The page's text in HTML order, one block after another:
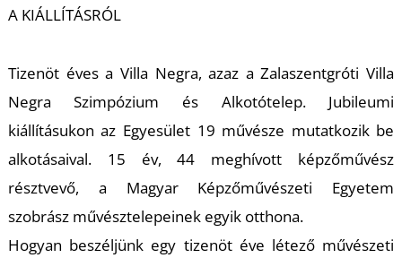
A KIÁLLÍTÁSRÓL
Tizenöt éves a Villa Negra, azaz a Zalaszentgróti Villa
Negra Szimpózium és Alkotótelep. Jubileumi
kiállításukon az Egyesület 19 művésze mutatkozik be
alkotásaival. 15 év, 44 meghívott képzőművész
résztvevő, a Magyar Képzőművészeti Egyetem
szobrász művésztelepeinek egyik otthona.
Hogyan beszéljünk egy tizenöt éve létező művészeti